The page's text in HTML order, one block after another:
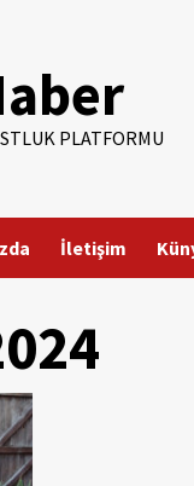
PLATFORMU
İletişim